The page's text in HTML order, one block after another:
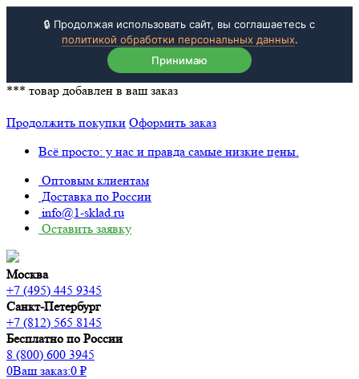
🔒 Продолжая использовать сайт, вы соглашаетесь с
политикой обработки персональных данных.
Принимаю
*** товар добавлен в ваш заказ
Продолжить покупки Оформить заказ
Всё просто: у нас и правда самые низкие цены.
Оптовым клиентам
Доставка по России
info@1-sklad.ru
Оставить заявку
Москва
+7 (495) 445 9345
Санкт-Петербург
+7 (812) 565 8145
Бесплатно по России
8 (800) 600 3945
0Ваш заказ:0 ₽